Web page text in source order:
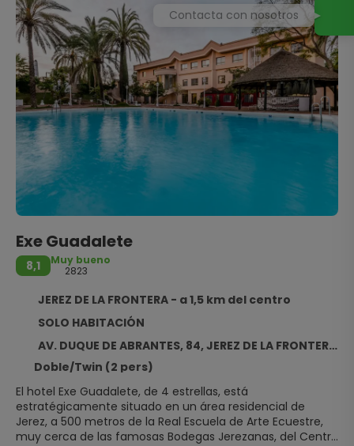
Exe Guadalete
8,1
Muy bueno
2823
JEREZ DE LA FRONTERA - a 1,5 km del centro
SOLO HABITACIÓN
AV. DUQUE DE ABRANTES, 84, JEREZ DE LA FRONTERA 11407
Doble/Twin (2 pers)
El hotel Exe Guadalete, de 4 estrellas, está
estratégicamente situado en un área residencial de
Jerez, a 500 metros de la Real Escuela de Arte Ecuestre,
muy cerca de las famosas Bodegas Jerezanas, del Centro
Contacta con nosotros